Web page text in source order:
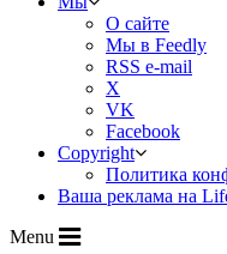
О сайте
Мы в Feedly
RSS e-mail
X
VK
Facebook
Copyright
Политика
Ваша реклама на
Menu